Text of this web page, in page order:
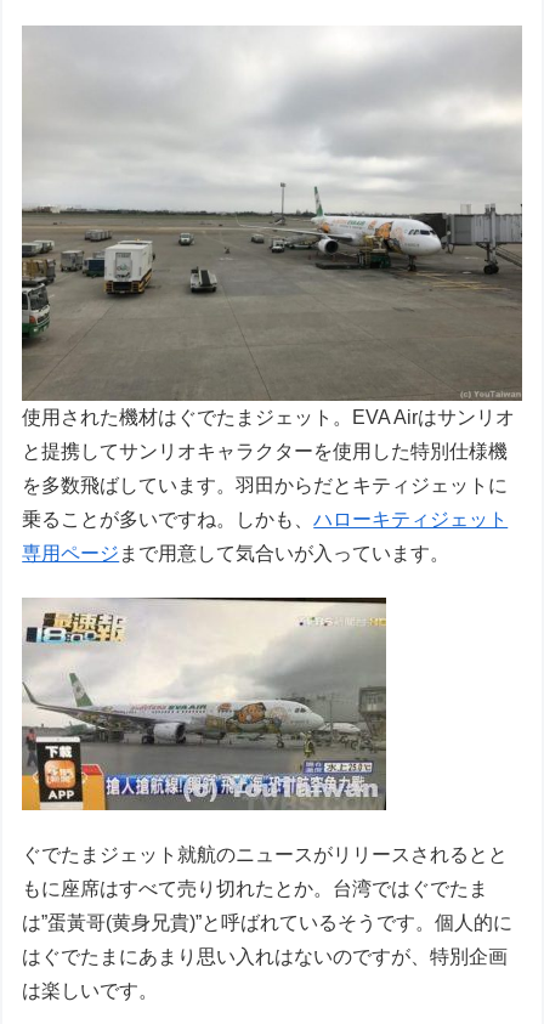
使用された機材はぐでたまジェット。EVA Airはサンリオ
と提携してサンリオキャラクターを使用した特別仕様機
を多数飛ばしています。羽田からだとキティジェットに
乗ることが多いですね。しかも、ハローキティジェット
専用ページ まで用意して気合いが入っています。
ぐでたまジェット就航のニュースがリリースされるとと
もに座席はすべて売り切れたとか。台湾ではぐでたま
は”蛋黃哥(黄身兄貴)”と呼ばれているそうです。個人的に
はぐでたまにあまり思い入れはないのですが、特別企画
は楽しいです。